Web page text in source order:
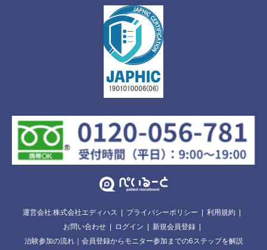
運営会社:株式会社エディハス プライバシーポリシー
利用規約
お問い合わせ
ログイン
新規会員登録
治験参加の流れ｜会員登録からモニター参加までの6ステップを解説